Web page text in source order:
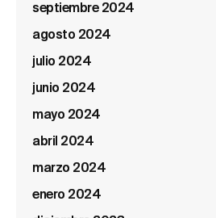
septiembre 2024
agosto 2024
julio 2024
junio 2024
mayo 2024
abril 2024
marzo 2024
enero 2024